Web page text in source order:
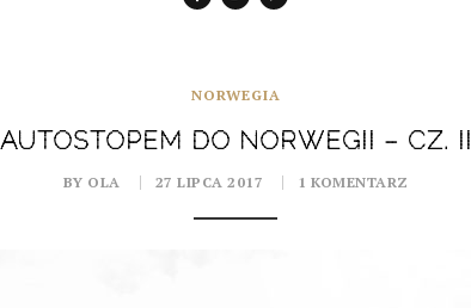
NORWEGIA
AUTOSTOPEM DO NORWEGII – CZ. II
BY OLA 27 LIPCA 2017 1 KOMENTARZ